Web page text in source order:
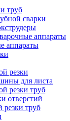
труб
сварки
аппараты
аппараты
резки
для листа
резки труб
отверстий
труб